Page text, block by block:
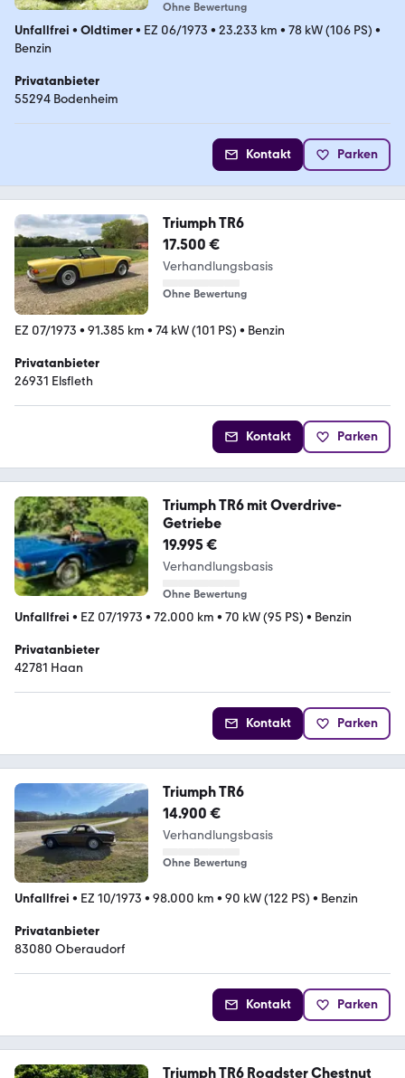
Ohne Bewertung
Unfallfrei • Oldtimer• EZ 06/1973 • 23.233 km • 78 kW (106 PS) •
Benzin
Privatanbieter
55294 Bodenheim
Kontakt Parken
Triumph TR6
17.500 €
Verhandlungsbasis
Ohne Bewertung
EZ 07/1973 • 91.385 km • 74 kW (101 PS) • Benzin
Privatanbieter
26931 Elsfleth
Kontakt Parken
Triumph TR6 mit Overdrive-
Getriebe
19.995 €
Verhandlungsbasis
Ohne Bewertung
Unfallfrei • EZ 07/1973 • 72.000 km • 70 kW (95 PS) • Benzin
Privatanbieter
42781 Haan
Kontakt Parken
Triumph TR6
14.900 €
Verhandlungsbasis
Ohne Bewertung
Unfallfrei • EZ 10/1973 • 98.000 km • 90 kW (122 PS) • Benzin
Privatanbieter
83080 Oberaudorf
Kontakt Parken
Triumph TR6 Roadster Chestnut